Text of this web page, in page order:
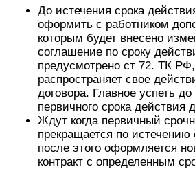
До истечения срока
оформить с работником
которым будет внесено
соглашение по сроку
предусмотрено ст 72. ТК РФ,
распространяет свое
договора. Главное успеть до
первичного срока действия
Ждут когда первичный
прекращается по истечению
после этого оформляется
контракт с определенным